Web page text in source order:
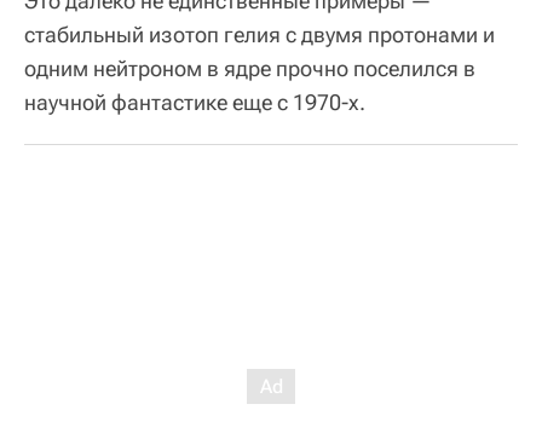
стабильный изотоп гелия с двумя протонами и
одним нейтроном в ядре прочно поселился в
научной фантастике еще с 1970-х.